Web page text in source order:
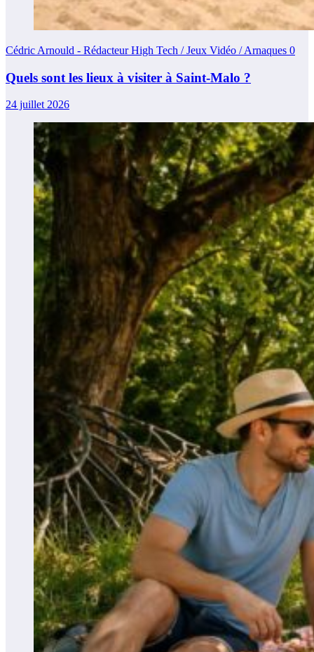
Cédric Arnould - Rédacteur High Tech / Jeux Vidéo / Arnaques 0
Quels sont les lieux à visiter à Saint-Malo ?
24 juillet 2026